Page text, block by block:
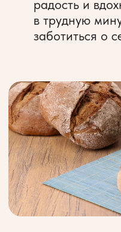
Оставляйте заявку и
получайте письмо с
в течение
открывается доступ
уроку
Видеоуроки и
скачивания
расписанию.
видеорецептур
с 8 уроком. Доступ
курса — полгода
02